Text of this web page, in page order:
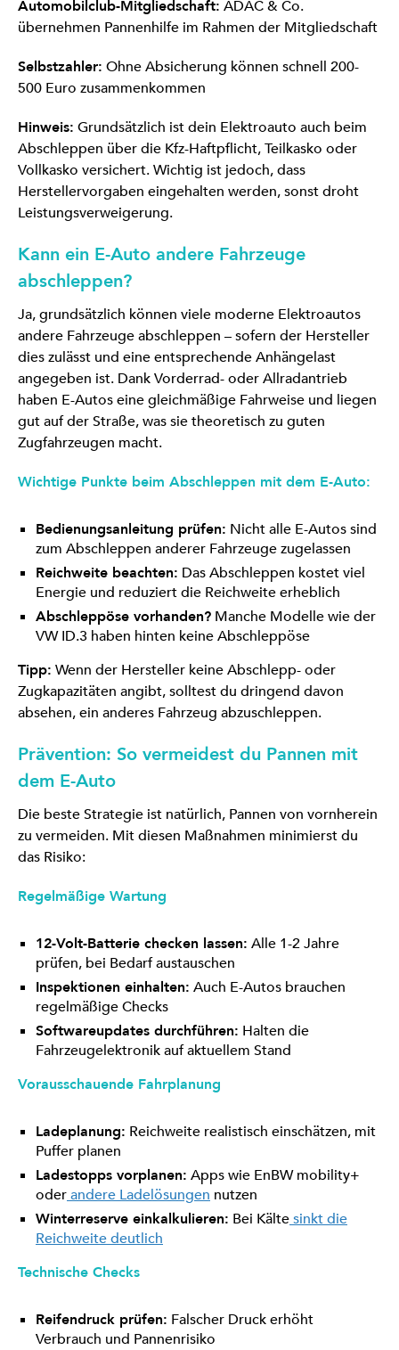
Automobilclub-Mitgliedschaft: ADAC & Co.
übernehmen Pannenhilfe im Rahmen der Mitgliedschaft
Selbstzahler: Ohne Absicherung können schnell 200-
500 Euro zusammenkommen
Hinweis: Grundsätzlich ist dein Elektroauto auch beim
Abschleppen über die Kfz-Haftpflicht, Teilkasko oder
Vollkasko versichert. Wichtig ist jedoch, dass
Herstellervorgaben eingehalten werden, sonst droht
Leistungsverweigerung.
Kann ein E-Auto andere Fahrzeuge
abschleppen?
Ja, grundsätzlich können viele moderne Elektroautos
andere Fahrzeuge abschleppen – sofern der Hersteller
dies zulässt und eine entsprechende Anhängelast
angegeben ist. Dank Vorderrad- oder Allradantrieb
haben E-Autos eine gleichmäßige Fahrweise und liegen
gut auf der Straße, was sie theoretisch zu guten
Zugfahrzeugen macht.
Wichtige Punkte beim Abschleppen mit dem E-Auto:
Bedienungsanleitung prüfen: Nicht alle E-Autos sind
zum Abschleppen anderer Fahrzeuge zugelassen
Reichweite beachten: Das Abschleppen kostet viel
Energie und reduziert die Reichweite erheblich
Abschleppöse vorhanden? Manche Modelle wie der
VW ID.3 haben hinten keine Abschleppöse
Tipp: Wenn der Hersteller keine Abschlepp- oder
Zugkapazitäten angibt, solltest du dringend davon
absehen, ein anderes Fahrzeug abzuschleppen.
Prävention: So vermeidest du Pannen mit
dem E-Auto
Die beste Strategie ist natürlich, Pannen von vornherein
zu vermeiden. Mit diesen Maßnahmen minimierst du
das Risiko:
Regelmäßige Wartung
12-Volt-Batterie checken lassen: Alle 1-2 Jahre
prüfen, bei Bedarf austauschen
Inspektionen einhalten: Auch E-Autos brauchen
regelmäßige Checks
Softwareupdates durchführen: Halten die
Fahrzeugelektronik auf aktuellem Stand
Vorausschauende Fahrplanung
Ladeplanung: Reichweite realistisch einschätzen, mit
Puffer planen
Ladestopps vorplanen: Apps wie EnBW mobility+
oderandere Ladelösungen nutzen
Winterreserve einkalkulieren: Bei Kältesinkt die
Reichweite deutlich
Technische Checks
Reifendruck prüfen: Falscher Druck erhöht
Verbrauch und Pannenrisiko